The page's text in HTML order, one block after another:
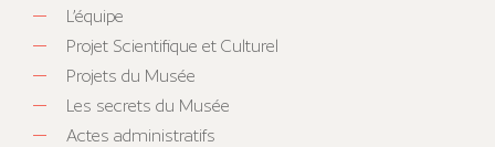
L’équipe
Projet Scientifique et Culturel
Projets du Musée
Les secrets du Musée
Actes administratifs